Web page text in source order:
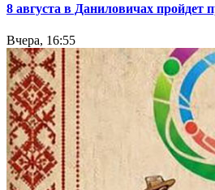
8 августа в Даниловичах пройдет
Вчера, 16:55